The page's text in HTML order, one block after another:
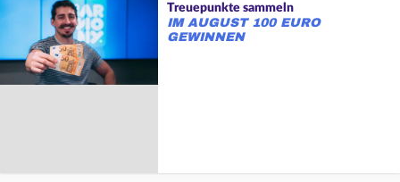
Treuepunkte sammeln
IM AUGUST 100 EURO
GEWINNEN